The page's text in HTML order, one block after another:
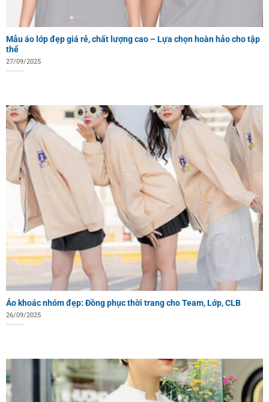
Mẫu áo lớp đẹp giá rẻ, chất lượng cao – Lựa chọn hoàn hảo cho tập
thể
27/09/2025
Áo khoác nhóm đẹp: Đồng phục thời trang cho Team, Lớp, CLB
26/09/2025